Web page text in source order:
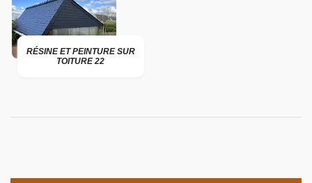
RÉSINE ET PEINTURE SUR
TOITURE 22